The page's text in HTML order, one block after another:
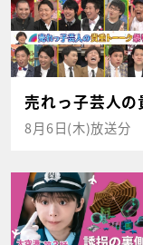
売れっ子芸人
8月6日(木)放送分